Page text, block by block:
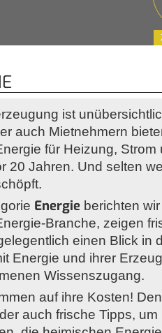
ist
auch Mietnehmern
für Heizung,
20 Jahren. Und selten
Energie berichten
Branche, zeigen
einen Blick in
Energie und ihrer
Wissenszugang.
auf ihre Kosten!
auch frische Tipps,